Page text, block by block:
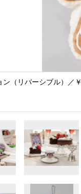
ン（リバーシブル）／